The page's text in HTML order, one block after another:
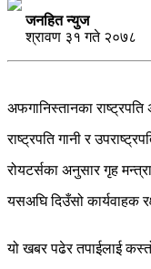
जनहित न्युज
श्रावण ३१ गते २०७८
अफगानिस्तानका
राष्ट्रपति गानी र
रोयटर्सका अनुसार गृह
यसअघि दिउँसो कार्यवाहक
यो खबर पढेर तपाईलाई